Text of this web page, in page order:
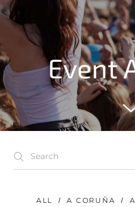
Event
ALL A CORUÑA